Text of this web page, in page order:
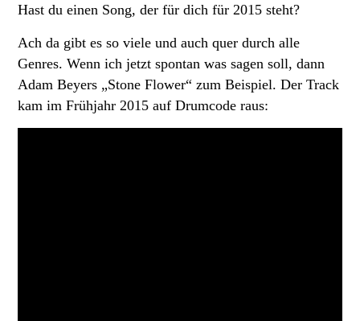
Hast du einen Song, der für dich für 2015 steht?
Ach da gibt es so viele und auch quer durch alle
Genres. Wenn ich jetzt spontan was sagen soll, dann
Adam Beyers „Stone Flower“ zum Beispiel. Der Track
kam im Frühjahr 2015 auf Drumcode raus: